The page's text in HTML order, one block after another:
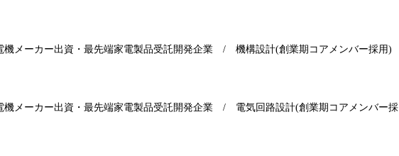
機メーカー出資・最先端家電製品受託開発企業 / 機構設計(創業期コアメンバー採用)
機メーカー出資・最先端家電製品受託開発企業 / 電気回路設計(創業期コアメンバー採